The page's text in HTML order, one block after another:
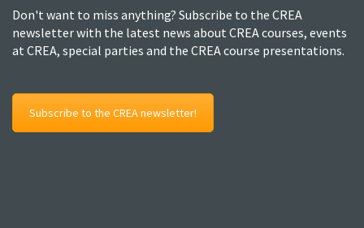
Don't want to miss anything? Subscribe to the CREA
newsletter with the latest news about CREA courses, events
at CREA, special parties and the CREA course presentations.
Subscribe to the CREA newsletter!